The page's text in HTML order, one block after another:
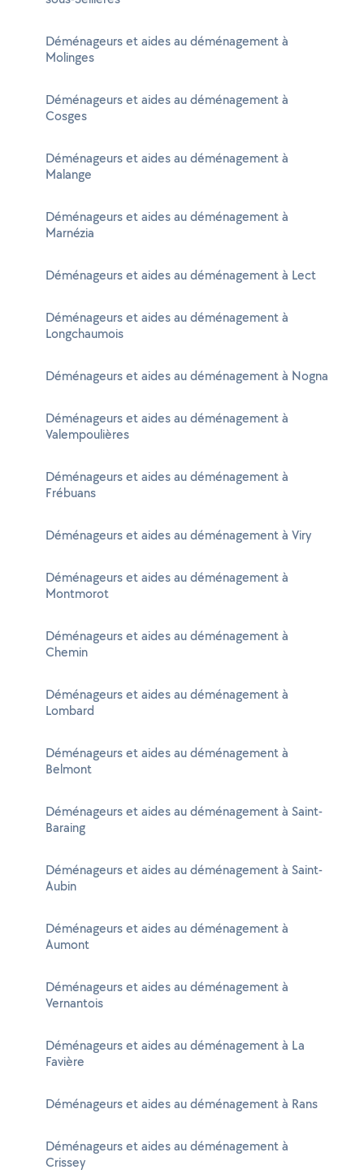
Déménageurs et aides au déménagement à
Molinges
Déménageurs et aides au déménagement à
Cosges
Déménageurs et aides au déménagement à
Malange
Déménageurs et aides au déménagement à
Marnézia
Déménageurs et aides au déménagement à Lect
Déménageurs et aides au déménagement à
Longchaumois
Déménageurs et aides au déménagement à Nogna
Déménageurs et aides au déménagement à
Valempoulières
Déménageurs et aides au déménagement à
Frébuans
Déménageurs et aides au déménagement à Viry
Déménageurs et aides au déménagement à
Montmorot
Déménageurs et aides au déménagement à
Chemin
Déménageurs et aides au déménagement à
Lombard
Déménageurs et aides au déménagement à
Belmont
Déménageurs et aides au déménagement à Saint-
Baraing
Déménageurs et aides au déménagement à Saint-
Aubin
Déménageurs et aides au déménagement à
Aumont
Déménageurs et aides au déménagement à
Vernantois
Déménageurs et aides au déménagement à La
Favière
Déménageurs et aides au déménagement à Rans
Déménageurs et aides au déménagement à
Crissey